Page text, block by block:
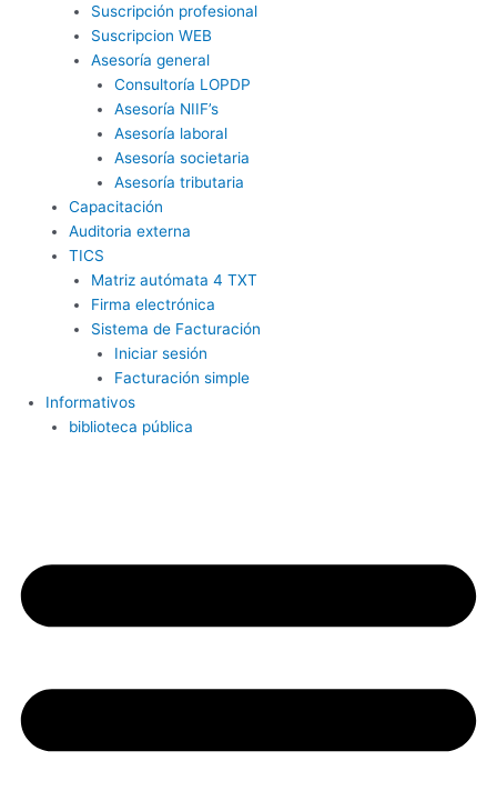
Suscripción profesional
Suscripcion WEB
Asesoría general
Consultoría LOPDP
Asesoría NIIF’s
Asesoría laboral
Asesoría societaria
Asesoría tributaria
Capacitación
Auditoria externa
TICS
Matriz autómata 4 TXT
Firma electrónica
Sistema de Facturación
Iniciar sesión
Facturación simple
Informativos
biblioteca pública